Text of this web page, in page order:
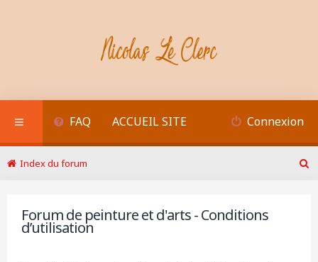
FAQ ACCUEIL SITE Connexion
Index du forum
Forum de peinture et d'arts - Conditions
d’utilisation